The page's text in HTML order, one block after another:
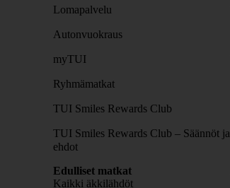
Lomapalvelu
Autonvuokraus
myTUI
Ryhmämatkat
TUI Smiles Rewards Club
TUI Smiles Rewards Club – Säännöt ja
ehdot
Edulliset matkat
Kaikki äkkilähdöt